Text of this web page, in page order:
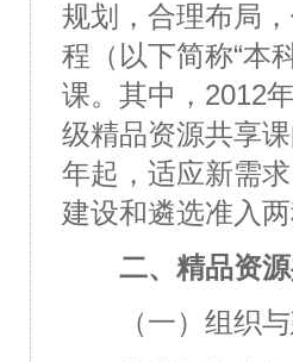
规划，合理布局
程（以下简称“本
课。其中，2012
级精品资源共享
年起，适应新需
建设和遴选准入
二、精品资源
（一）组织与